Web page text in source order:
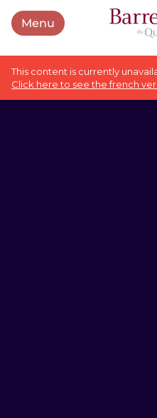
MenuOpen menu
This content is currently
Click here to see the french